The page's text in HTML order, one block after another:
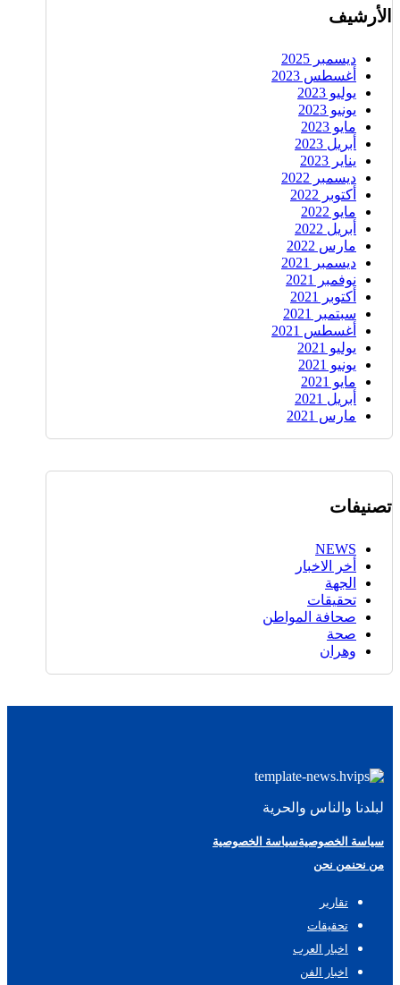
الأرشيف
ديسمبر 2025
أغسطس 2023
يوليو 2023
يونيو 2023
مايو 2023
أبريل 2023
يناير 2023
ديسمبر 2022
أكتوبر 2022
مايو 2022
أبريل 2022
مارس 2022
ديسمبر 2021
نوفمبر 2021
أكتوبر 2021
سبتمبر 2021
أغسطس 2021
يوليو 2021
يونيو 2021
مايو 2021
أبريل 2021
مارس 2021
تصنيفات
NEWS
أخر الاخبار
الجهة
تحقيقات
صحافة المواطن
صحة
وهران
لبلدنا والناس والحرية
سياسة الخصوصيةسياسة الخصوصية
من نحنمن نحن
تقارير
تحقيقات
اخبار العرب
اخبار الفن